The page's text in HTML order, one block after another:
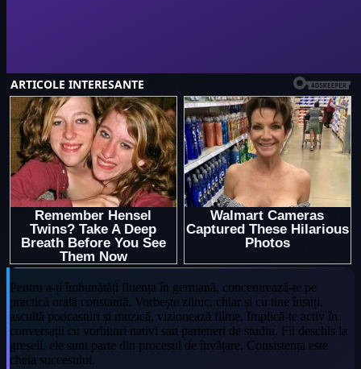
Pentru a-ți îmbunătăți fluența în germană, concentrează-te pe
practică orală constantă. Vorbește zilnic, chiar și cu tine însuți,
ascultă podcasturi și muzică, vizionează filme. Implică-te activ în
conversații cu vorbitori nativi sau parteneri de studiu. Fii deschis la
greșeli, ele sunt parte din procesul de învățare. Consistența este
cheia succesului.